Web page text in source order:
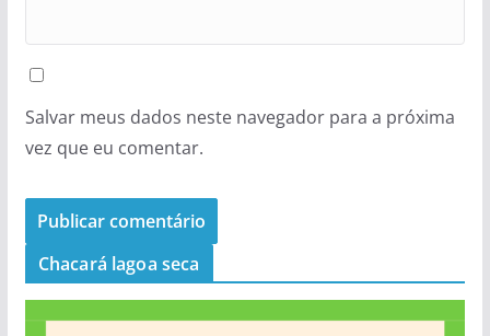
Salvar meus dados neste navegador para a próxima
vez que eu comentar.
Chacará lagoa seca